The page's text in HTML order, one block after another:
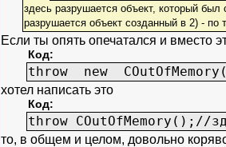
здесь разрушается объект, который
разрушается объект созданный в 2) - по
Если ты опять опечатался и вместо
Код:
throw new
хотел написать это
Код:
throw COutOfMemory();//
то, в общем и целом, довольно